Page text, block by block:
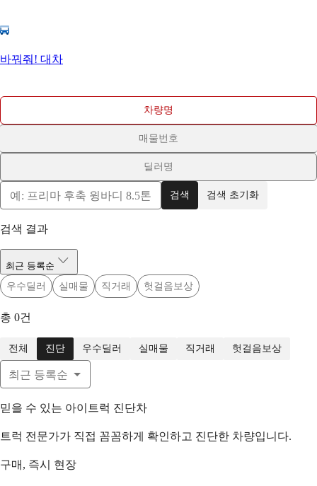
바꿔줘! 대차
차량명
매물번호
딜러명
검색 검색 초기화
검색 결과
최근 등록순
우수딜러
실매물 직거래 헛걸음보상
총 0건
전체 진단 우수딜러 실매물 직거래 헛걸음보상
최근 등록순
믿을 수 있는 아이트럭 진단차
트럭 전문가가 직접 꼼꼼하게 확인하고 진단한 차량입니다.
구매, 즉시 현장